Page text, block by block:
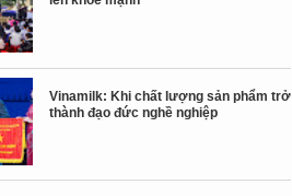
Vinamilk: Khi chất lượng sản phẩm trở
thành đạo đức nghề nghiệp